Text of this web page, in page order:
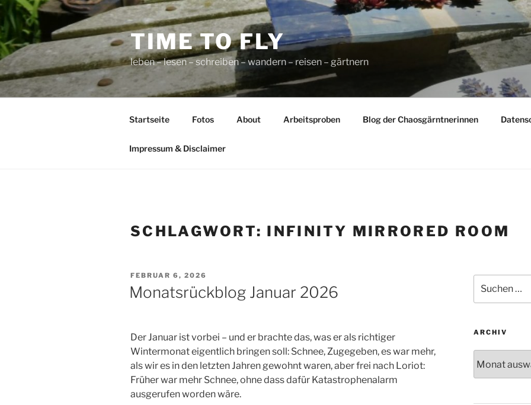
Zum
Inhalt
springen
TIME TO FLY
leben – lesen – schreiben – wandern – reisen – gärtnern
Startseite Fotos About Arbeitsproben Blog der Chaosgärntnerinnen
Impressum & Disclaimer
SCHLAGWORT: INFINITY MIRRORED ROOM
VERÖFFENTLICHT
AM
FEBRUAR 6, 2026
Monatsrückblog Januar 2026
Der Januar ist vorbei – und er brachte das, was er als richtiger
Wintermonat eigentlich bringen soll: Schnee, Zugegeben, es war mehr,
als wir es in den letzten Jahren gewohnt waren, aber frei nach Loriot:
Früher war mehr Schnee, ohne dass dafür Katastrophenalarm
ausgerufen worden wäre.
nach:
ARCHIV